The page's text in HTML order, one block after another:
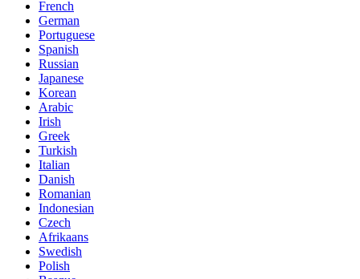
French
German
Portuguese
Spanish
Russian
Japanese
Korean
Arabic
Irish
Greek
Turkish
Italian
Danish
Romanian
Indonesian
Czech
Afrikaans
Swedish
Polish